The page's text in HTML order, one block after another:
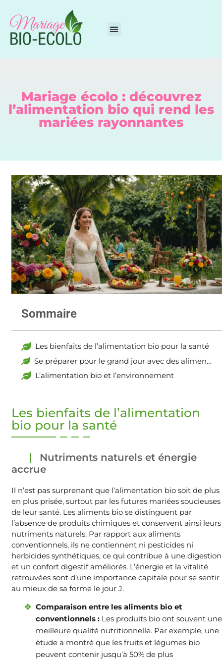
Mariage écolo : découvrez
l’alimentation bio qui rend les
mariées rayonnantes
Sommaire
Les bienfaits de l’alimentation bio pour la santé
Se préparer pour le grand jour avec des aliments bio
L’alimentation bio et l’environnement
Les bienfaits de l’alimentation
bio pour la santé
Nutriments naturels et énergie
accrue
Il n’est pas surprenant que l’alimentation bio soit de plus
en plus prisée, surtout par les futures mariées soucieuses
de leur santé. Les aliments bio se distinguent par
l’absence de produits chimiques et conservent ainsi leurs
nutriments naturels. Par rapport aux aliments
conventionnels, ils ne contiennent ni pesticides ni
herbicides synthétiques, ce qui contribue à une digestion
et un confort digestif améliorés. L’énergie et la vitalité
retrouvées sont d’une importance capitale pour se sentir
au mieux de sa forme le jour J.
Comparaison entre les aliments bio et
conventionnels : Les produits bio ont souvent une
meilleure qualité nutritionnelle. Par exemple, une
étude a montré que les fruits et légumes bio
peuvent contenir jusqu’à 50% de plus